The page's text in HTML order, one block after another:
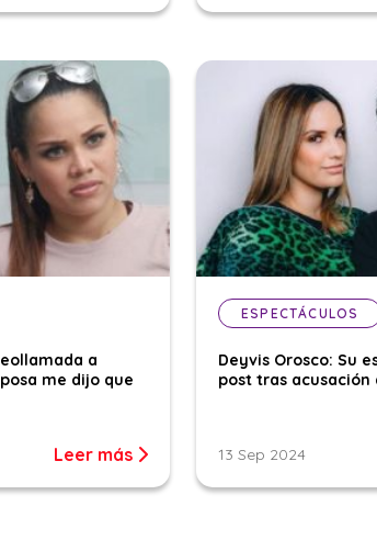
a
me dijo que
Leer más
ESPECTÁCULOS
Deyvis Orosco: Su
post tras acusación
13 Sep 2024